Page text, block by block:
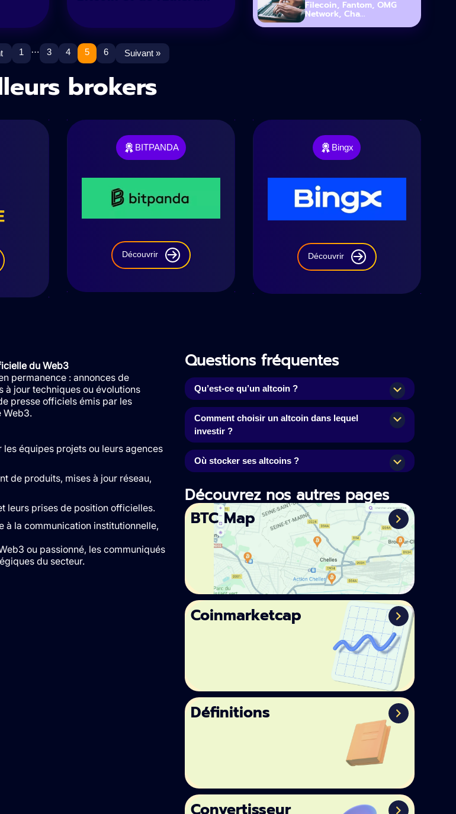
Filecoin, Fantom, OMG
Network, Cha...
1 … 3 4 5 6 Suivant »
brokers
BITPANDA
Découvrir
Bingx
Découvrir
du Web3
permanence : annonces de
à jour techniques ou évolutions
presse officiels émis par les
Web3.
équipes projets ou leurs agences
de produits, mises à jour réseau,
leurs prises de position officielles.
à la communication institutionnelle,
ou passionné, les communiqués
du secteur.
Questions fréquentes
Qu’est-ce qu’un altcoin ?
Comment choisir un altcoin dans lequel
investir ?
Où stocker ses altcoins ?
Découvrez nos autres pages
BTC Map
Coinmarketcap
Définitions